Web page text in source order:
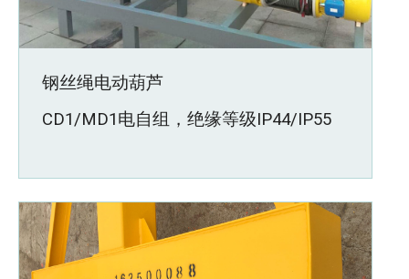
钢丝绳电动葫芦
CD1/MD1电自组，绝缘等级IP44/IP55